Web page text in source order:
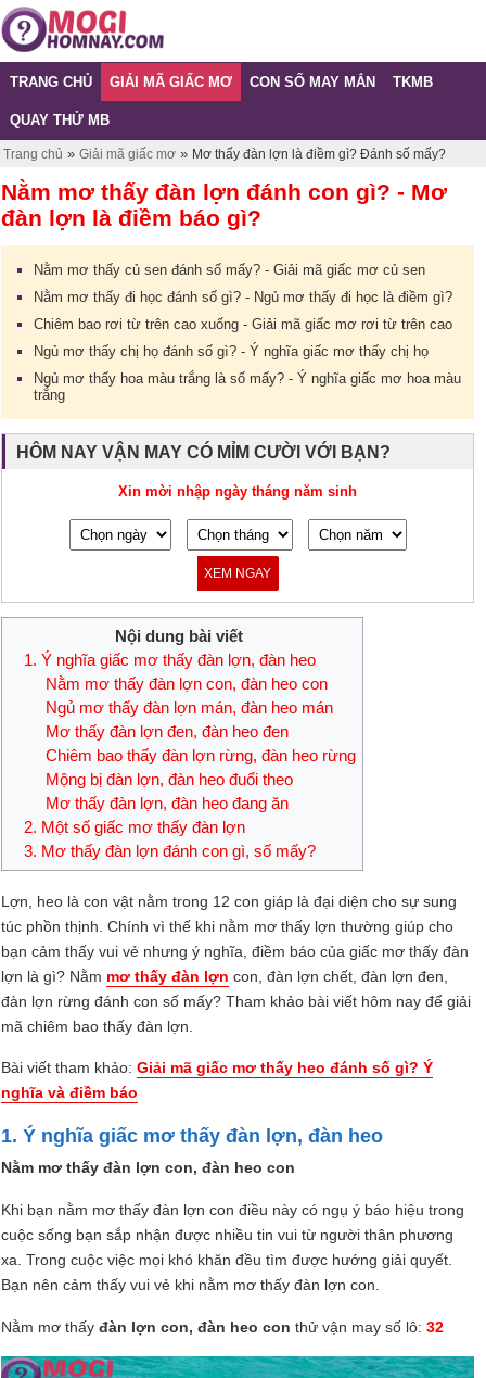
TRANG CHỦ GIẢI MÃ GIẤC MƠ CON SỐ MAY MẮN TKMB
QUAY THỬ MB
Trang chủ » Giải mã giấc mơ » Mơ thấy đàn lợn là điềm gì? Đánh số mấy?
Nằm mơ thấy đàn lợn đánh con gì? - Mơ
đàn lợn là điềm báo gì?
Nằm mơ thấy củ sen đánh số mấy? - Giải mã giấc mơ củ sen
Nằm mơ thấy đi học đánh số gì? - Ngủ mơ thấy đi học là điềm gì?
Chiêm bao rơi từ trên cao xuống - Giải mã giấc mơ rơi từ trên cao
Ngủ mơ thấy chị họ đánh số gì? - Ý nghĩa giấc mơ thấy chị họ
Ngủ mơ thấy hoa màu trắng là số mấy? - Ý nghĩa giấc mơ hoa màu
trắng
HÔM NAY VẬN MAY CÓ MỈM CƯỜI VỚI BẠN?
Xin mời nhập ngày tháng năm sinh
XEM NGAY
Nội dung bài viết
1. Ý nghĩa giấc mơ thấy đàn lợn, đàn heo
Nằm mơ thấy đàn lợn con, đàn heo con
Ngủ mơ thấy đàn lợn mán, đàn heo mán
Mơ thấy đàn lợn đen, đàn heo đen
Chiêm bao thấy đàn lợn rừng, đàn heo rừng
Mộng bị đàn lợn, đàn heo đuổi theo
Mơ thấy đàn lợn, đàn heo đang ăn
2. Một số giấc mơ thấy đàn lợn
3. Mơ thấy đàn lợn đánh con gì, số mấy?
Lợn, heo là con vật nằm trong 12 con giáp là đại diện cho sự sung
túc phồn thịnh. Chính vì thế khi nằm mơ thấy lợn thường giúp cho
bạn cảm thấy vui vẻ nhưng ý nghĩa, điềm báo của giấc mơ thấy đàn
lợn là gì? Nằm mơ thấy đàn lợn con, đàn lợn chết, đàn lợn đen,
đàn lợn rừng đánh con số mấy? Tham khảo bài viết hôm nay để giải
mã chiêm bao thấy đàn lợn.
Bài viết tham khảo: Giải mã giấc mơ thấy heo đánh số gì? Ý
nghĩa và điềm báo
1. Ý nghĩa giấc mơ thấy đàn lợn, đàn heo
Nằm mơ thấy đàn lợn con, đàn heo con
Khi bạn nằm mơ thấy đàn lợn con điều này có ngụ ý báo hiệu trong
cuộc sống bạn sắp nhận được nhiều tin vui từ người thân phương
xa. Trong cuộc việc mọi khó khăn đều tìm được hướng giải quyết.
Bạn nên cảm thấy vui vẻ khi nằm mơ thấy đàn lợn con.
Nằm mơ thấy đàn lợn con, đàn heo con thử vận may số lô: 32